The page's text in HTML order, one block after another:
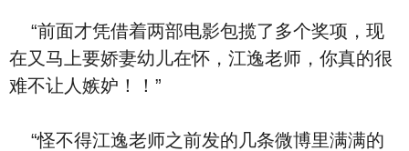
“前面才凭借着两部电影包揽了多个奖项，现
在又马上要娇妻幼儿在怀，江逸老师，你真的很
难不让人嫉妒！！”
“怪不得江逸老师之前发的几条微博里满满的